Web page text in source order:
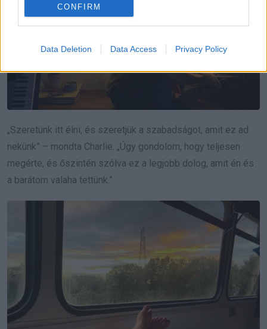
CONFIRM
Data Deletion Data Access Privacy Policy
„Szeretünk itt élni, és szeretjük a szabadságot, amit ez ad
nekünk” – mondta Charlie. „Úgy gondolom, hogy teljesen
megérte, és őszintén szólva ez a legjobb dolog, amit én és
a barátom valaha tettünk.”